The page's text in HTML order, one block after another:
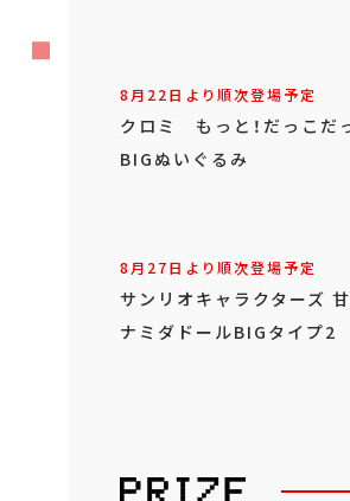
8月22日より順次登場予定
クロミ もっと！だっこだ
BIGぬいぐるみ
8月27日より順次登場予定
サンリオキャラクターズ
ナミダドールBIGタイプ2